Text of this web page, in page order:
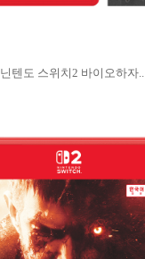
닌텐도 스위치2 바이오하자..